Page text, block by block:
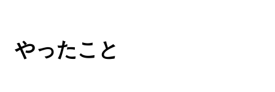
やったこと